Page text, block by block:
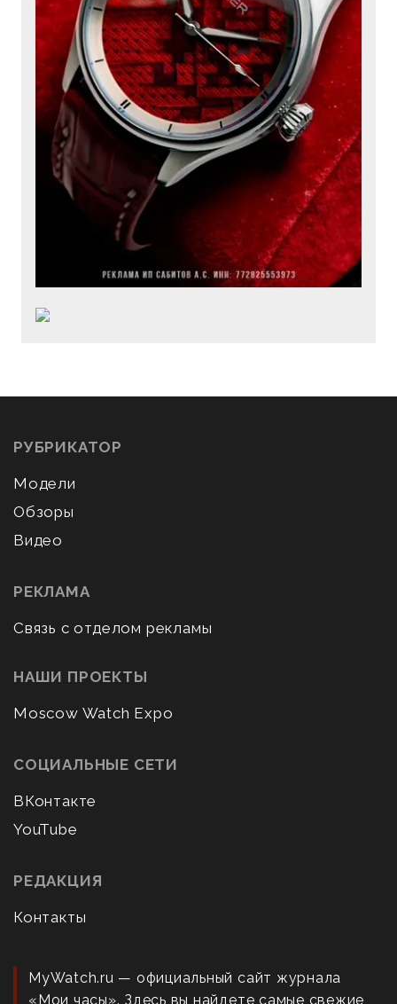
РУБРИКАТОР
Модели
Обзоры
Видео
РЕКЛАМА
Связь с отделом рекламы
НАШИ ПРОЕКТЫ
Moscow Watch Expo
СОЦИАЛЬНЫЕ СЕТИ
ВКонтакте
YouTube
РЕДАКЦИЯ
Контакты
MyWatch.ru — официальный сайт журнала
«Мои часы». Здесь вы найдете самые свежие